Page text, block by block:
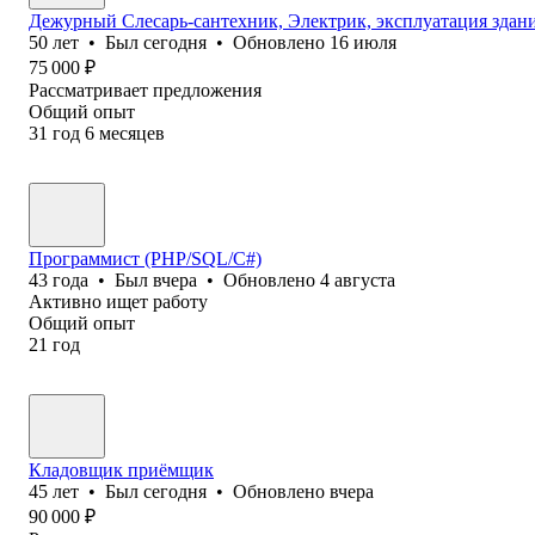
Дежурный Слесарь-сантехник, Электрик, эксплуатация
50 лет • Был сегодня • Обновлено 16 июля
75 000 ₽
Рассматривает предложения
Общий опыт
31 год 6 месяцев
Программист (PHP/SQL/C#)
43 года • Был вчера • Обновлено 4 августа
Активно ищет работу
Общий опыт
21 год
Кладовщик приёмщик
45 лет • Был сегодня • Обновлено вчера
90 000 ₽